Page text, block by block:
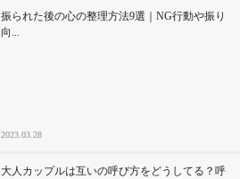
振られた後の心の整理方法9選｜NG行動や振り
向...
2023.03.28
大人カップルは互いの呼び方をどうしてる？呼